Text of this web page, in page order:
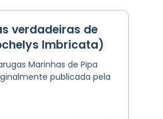
verdadeiras de
Imbricata)
Marinhas de Pipa
publicada pela